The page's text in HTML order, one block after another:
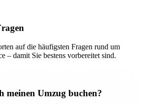
auf die häufigsten Fragen rund um
– damit Sie bestens vorbereitet sind.
meinen Umzug buchen?